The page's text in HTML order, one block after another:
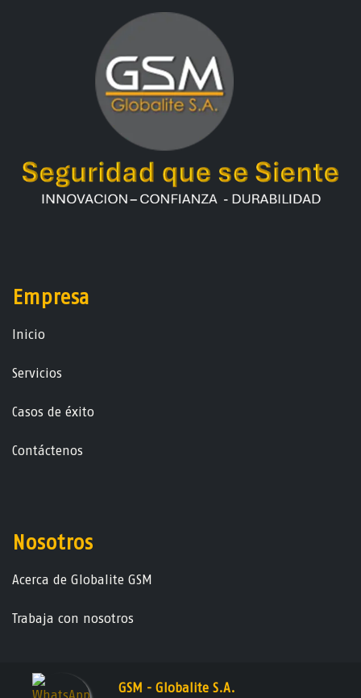
Empresa
Ini​ci​o
Servicios
Casos de éxito
Contáctenos
Nosotros
Acerca de Globalite GSM
Trabaja con nosotros
GSM - Globalite S.A.